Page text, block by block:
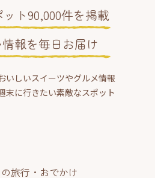
ト90,000件を掲載
報を毎日お届け
いしいスイーツやグルメ情報
末に行きたい素敵なスポット
旅行・おでかけ